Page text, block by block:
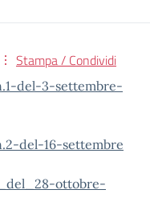
Stampa / Condividi
del-3-settembre-
del-16-settembre
ottobre-